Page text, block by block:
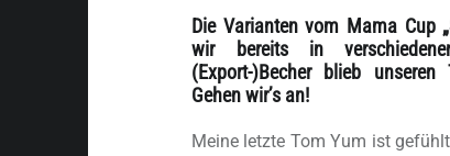
Die Varianten vom Mama Cup
wir bereits in
(Export-)Becher blieb unseren
Gehen wir’s an!
Meine letzte Tom Yum ist